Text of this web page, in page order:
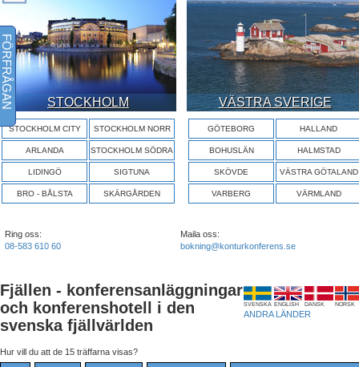
STOCKHOLM
STOCKHOLM CITY STOCKHOLM NORR
ARLANDA STOCKHOLM SÖDRA
LIDINGÖ SIGTUNA
BRO - BÅLSTA SKÄRGÅRDEN
VÄSTRA SVERIGE
GÖTEBORG HALLAND
BOHUSLÄN HALMSTAD
SKÖVDE VÄSTRA GÖTALAND
VARBERG VÄRMLAND
Ring oss:
08-583 610 60
Maila oss:
bokning@konturkonferens.se
Fjällen - konferensanläggningar
och konferenshotell i den
svenska fjällvärlden
SVENSKA ENGLISH DANSK NORSK
ANDRA LÄNDER
Hur vill du att de 15 träffarna visas?
FÖRFRÅGAN